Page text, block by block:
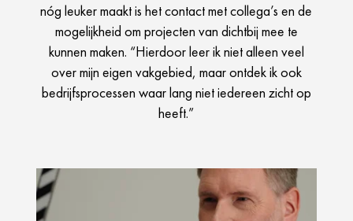
nóg leuker maakt is het contact met collega’s en de
mogelijkheid om projecten van dichtbij mee te
kunnen maken. “Hierdoor leer ik niet alleen veel
over mijn eigen vakgebied, maar ontdek ik ook
bedrijfsprocessen waar lang niet iedereen zicht op
heeft.”